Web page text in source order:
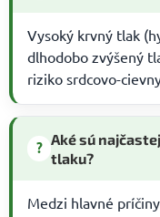
Vysoký krvný tlak
dlhodobo zvýšený
riziko srdcovo-
? Aké sú
tlaku?
Medzi hlavné